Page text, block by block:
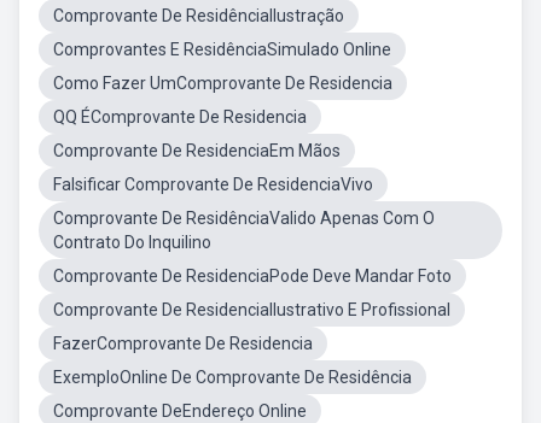
Comprovante De ResidênciaIlustração
Comprovantes E ResidênciaSimulado Online
Como Fazer UmComprovante De Residencia
QQ ÉComprovante De Residencia
Comprovante De ResidenciaEm Mãos
Falsificar Comprovante De ResidenciaVivo
Comprovante De ResidênciaValido Apenas Com O
Contrato Do Inquilino
Comprovante De ResidenciaPode Deve Mandar Foto
Comprovante De ResidenciaIlustrativo E Profissional
FazerComprovante De Residencia
ExemploOnline De Comprovante De Residência
Comprovante DeEndereço Online